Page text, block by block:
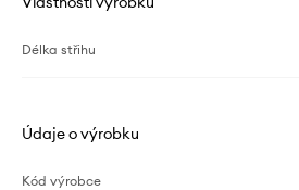
Délka střihu
Údaje o výrobku
Kód výrobce